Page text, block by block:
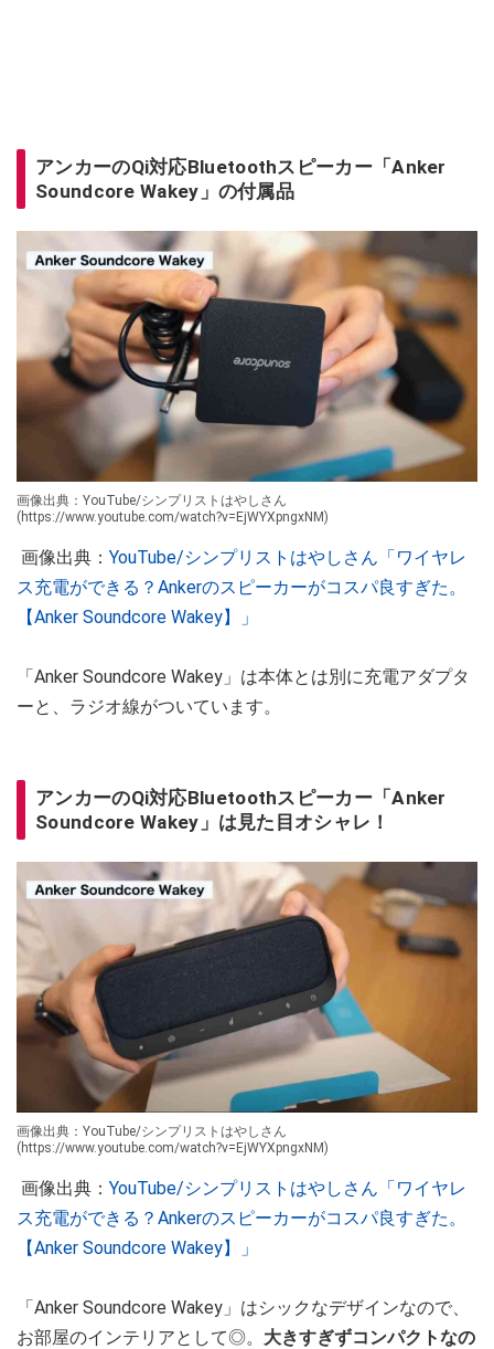
アンカーのQi対応Bluetoothスピーカー「Anker
Soundcore Wakey」の付属品
画像出典：YouTube/シンプリストはやしさん
(https://www.youtube.com/watch?v=EjWYXpngxNM)
画像出典： YouTube/シンプリストはやしさん「ワイヤレ
ス充電ができる？Ankerのスピーカーがコスパ良すぎた。
【Anker Soundcore Wakey】」
「Anker Soundcore Wakey」は本体とは別に充電アダプタ
ーと、ラジオ線がついています。
アンカーのQi対応Bluetoothスピーカー「Anker
Soundcore Wakey」は見た目オシャレ！
画像出典：YouTube/シンプリストはやしさん
(https://www.youtube.com/watch?v=EjWYXpngxNM)
画像出典： YouTube/シンプリストはやしさん「ワイヤレ
ス充電ができる？Ankerのスピーカーがコスパ良すぎた。
【Anker Soundcore Wakey】」
「Anker Soundcore Wakey」はシックなデザインなので、
お部屋のインテリアとして◎。 大きすぎずコンパクトなの